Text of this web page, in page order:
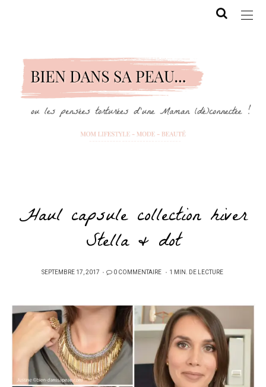
Haul capsule collection hiver
Stella & dot
PUBLIÉ
SEPTEMBRE 17, 2017 0 COMMENTAIRE 1 MIN. DE LECTURE